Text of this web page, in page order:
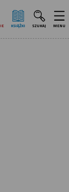
KSIĄŻKI SZUKAJ MENU